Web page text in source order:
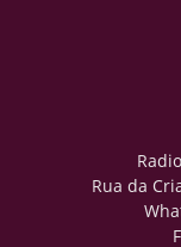
Rua da